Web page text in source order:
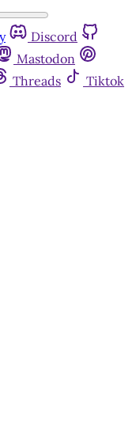
Discord
Mastodon
Threads
Tiktok